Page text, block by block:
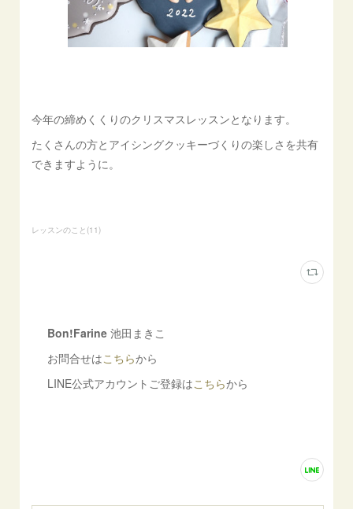
今年の締めくくりのクリスマスレッスンとなります。
たくさんの方とアイシングクッキーづくりの楽しさを共有
できますように。
レッスンのこと (11)
Bon!Farine 池田まきこ
お問合せはこちらから
LINE公式アカウントご登録はこちらから